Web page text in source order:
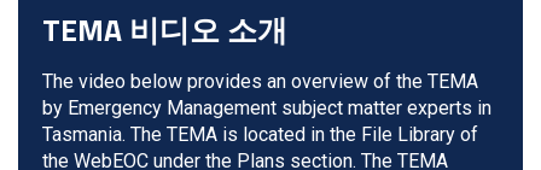
TEMA 비디오 소개
The video below provides an overview of the TEMA
by Emergency Management subject matter experts in
Tasmania. The TEMA is located in the File Library of
the WebEOC under the Plans section. The TEMA